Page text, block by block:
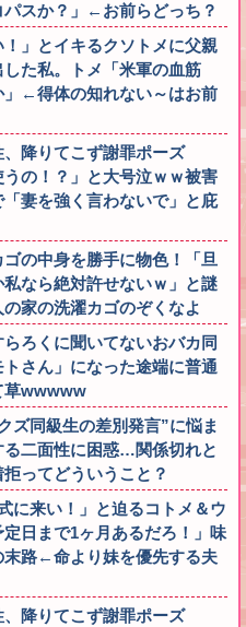
パスか？」←お前らどっち？
」とイキるクソトメに父親
た私。トメ「米軍の血筋
」←得体の知れない～はお前
降りてこず謝罪ポーズ
の！？」と大号泣ｗｗ被害
妻を強く言わないで」と庇
の中身を勝手に物色！「旦
なら絶対許せないｗ」と謎
家の洗濯カゴのぞくなよ
ろくに聞いてないおバカ同
さん」になった途端に普通
草wwwww
ズ同級生の差別発言”に悩ま
る二面性に困惑…関係切れと
ってどういうこと？
に来い！」と迫るコトメ＆ウ
日まで1ヶ月あるだろ！」味
末路←命より妹を優先する夫
降りてこず謝罪ポーズ